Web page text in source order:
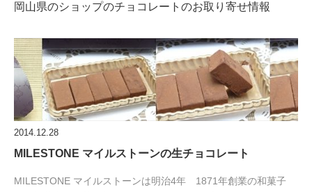
岡山県のショップのチョコレートのお取り寄せ情報
2014.12.28
MILESTONE マイルストーンの生チョコレート
MILESTONE マイルストーンは明治4年 1871年創業の和菓子